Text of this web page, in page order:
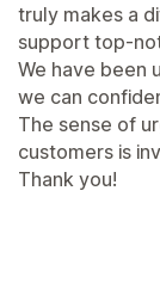
truly makes a
support top-
We have been
we can
The sense of
customers is
Thank you!